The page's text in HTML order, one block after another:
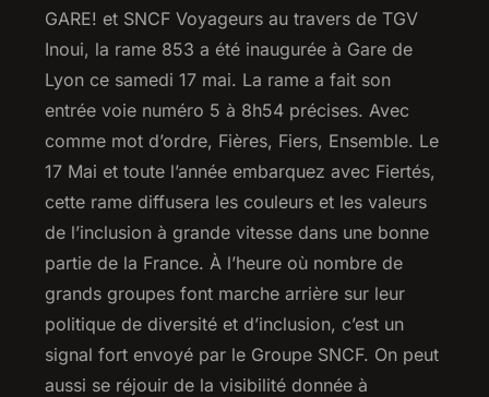
GARE! et SNCF Voyageurs au travers de TGV
Inoui, la rame 853 a été inaugurée à Gare de
Lyon ce samedi 17 mai. La rame a fait son
entrée voie numéro 5 à 8h54 précises. Avec
comme mot d’ordre, Fières, Fiers, Ensemble. Le
17 Mai et toute l’année embarquez avec Fiertés,
cette rame diffusera les couleurs et les valeurs
de l’inclusion à grande vitesse dans une bonne
partie de la France. À l’heure où nombre de
grands groupes font marche arrière sur leur
politique de diversité et d’inclusion, c’est un
signal fort envoyé par le Groupe SNCF. On peut
aussi se réjouir de la visibilité donnée à